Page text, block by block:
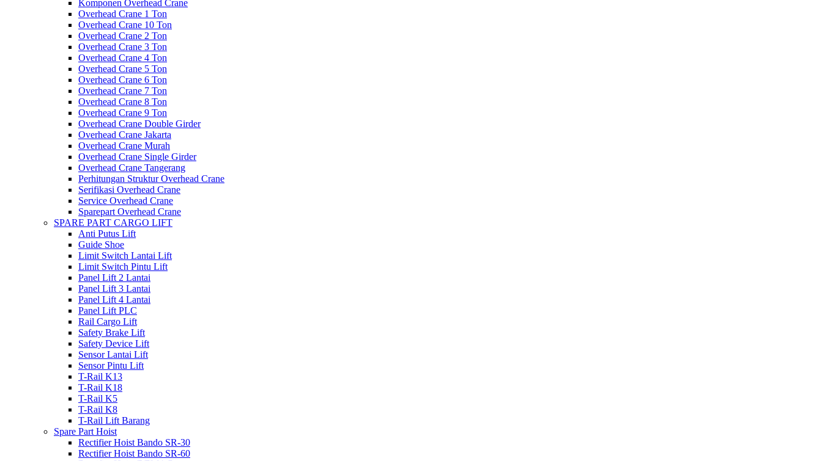
Komponen Overhead Crane
Overhead Crane 1 Ton
Overhead Crane 10 Ton
Overhead Crane 2 Ton
Overhead Crane 3 Ton
Overhead Crane 4 Ton
Overhead Crane 5 Ton
Overhead Crane 6 Ton
Overhead Crane 7 Ton
Overhead Crane 8 Ton
Overhead Crane 9 Ton
Overhead Crane Double Girder
Overhead Crane Jakarta
Overhead Crane Murah
Overhead Crane Single Girder
Overhead Crane Tangerang
Perhitungan Struktur Overhead Crane
Serifikasi Overhead Crane
Service Overhead Crane
Sparepart Overhead Crane
SPARE PART CARGO LIFT
Anti Putus Lift
Guide Shoe
Limit Switch Lantai Lift
Limit Switch Pintu Lift
Panel Lift 2 Lantai
Panel Lift 3 Lantai
Panel Lift 4 Lantai
Panel Lift PLC
Rail Cargo Lift
Safety Brake Lift
Safety Device Lift
Sensor Lantai Lift
Sensor Pintu Lift
T-Rail K13
T-Rail K18
T-Rail K5
T-Rail K8
T-Rail Lift Barang
Spare Part Hoist
Rectifier Hoist Bando SR-30
Rectifier Hoist Bando SR-60